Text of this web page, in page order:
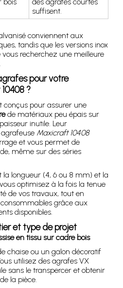
suffisent.
conviennent aux
tandis que les versions inox
recherchez une meilleure
pour votre
?
conçus pour assurer une
de matériaux peu épais sur
inutile. Leur
Maxicraft 10408
et vous permet de
même sur des séries
longueur (4, 6 ou 8 mm) et la
optimisez à la fois la tenue
de vos travaux, tout en
grâce aux
disponibles.
et type de projet
en tissu sur cadre bois
chaise ou un galon décoratif
utilisez des agrafes VX
sans le transpercer et obtenir
la pièce.